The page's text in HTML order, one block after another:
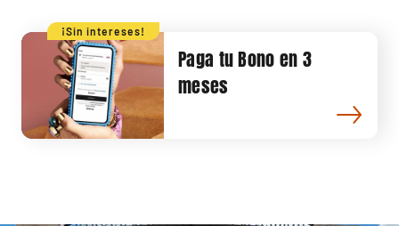
¡Sin intereses!
Paga tu Bono en 3
meses